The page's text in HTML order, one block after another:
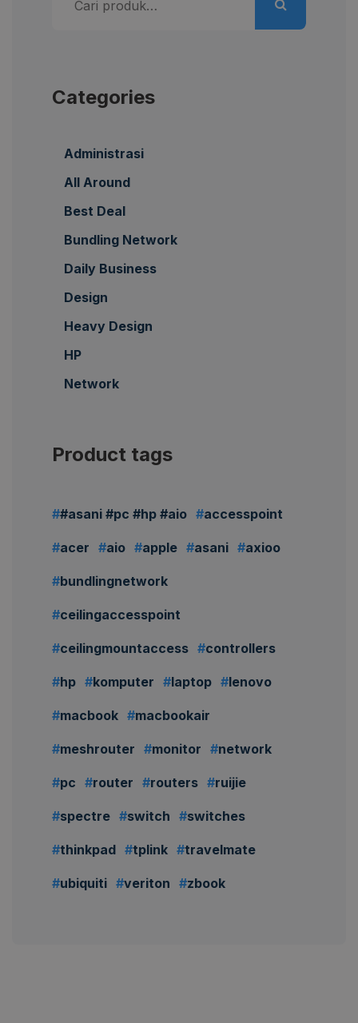
untuk:
Categories
Administrasi
All Around
Best Deal
Bundling Network
Daily Business
Design
Heavy Design
HP
Network
Product tags
#asani #pc #hp #aio accesspoint
acer aio apple asani axioo
bundlingnetwork
ceilingaccesspoint
ceilingmountaccess controllers
hp komputer laptop lenovo
macbook macbookair
meshrouter monitor network
pc router routers ruijie
spectre switch switches
thinkpad tplink travelmate
ubiquiti veriton zbook